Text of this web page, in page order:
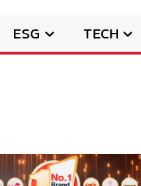
ESG TECH